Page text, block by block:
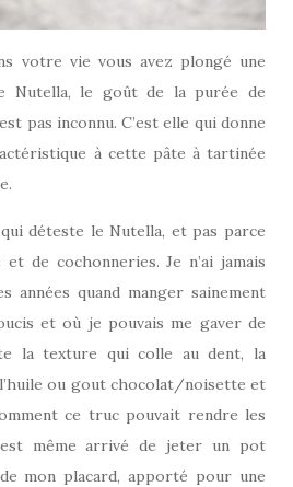
votre vie vous avez plongé une
Nutella, le goût de la purée de
pas inconnu. C’est elle qui donne
à cette pâte à tartinée
déteste le Nutella, et pas parce
et de cochonneries. Je n’ai jamais
années quand manger sainement
et où je pouvais me gaver de
la texture qui colle au dent, la
ou gout chocolat/noisette et
ce truc pouvait rendre les
même arrivé de jeter un pot
mon placard, apporté pour une